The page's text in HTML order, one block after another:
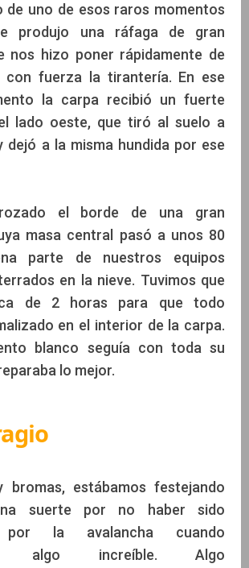
de uno de esos raros momentos
produjo una ráfaga de gran
nos hizo poner rápidamente de
con fuerza la tirantería. En ese
la carpa recibió un fuerte
lado oeste, que tiró al suelo a
dejó a la misma hundida por ese
el borde de una gran
masa central pasó a unos 80
parte de nuestros equipos
en la nieve. Tuvimos que
de 2 horas para que todo
en el interior de la carpa.
blanco seguía con toda su
lo mejor.
bromas, estábamos festejando
suerte por no haber sido
por la avalancha cuando
algo increíble. Algo